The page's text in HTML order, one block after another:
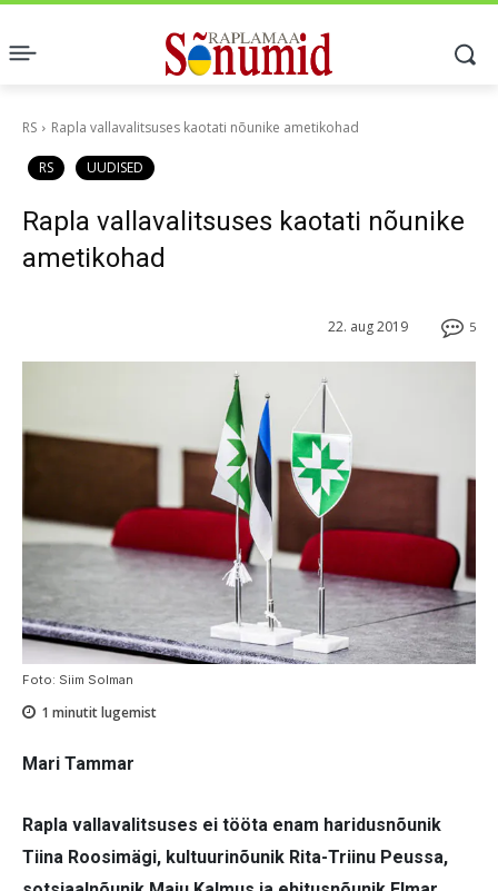
RS Rapla vallavalitsuses kaotati nõunike ametikohad
RS UUDISED
Rapla vallavalitsuses kaotati nõunike
ametikohad
5
22. aug 2019
Foto: Siim Solman
1 minutit lugemist
Mari Tammar
Rapla vallavalitsuses ei tööta enam haridusnõunik
Tiina Roosimägi, kultuurinõunik Rita-Triinu Peussa,